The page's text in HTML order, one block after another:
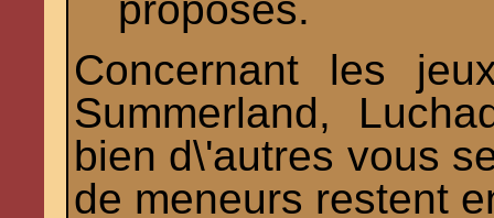
proposés.
Concernant les
Summerland,
bien d\'autres vous
de meneurs restent